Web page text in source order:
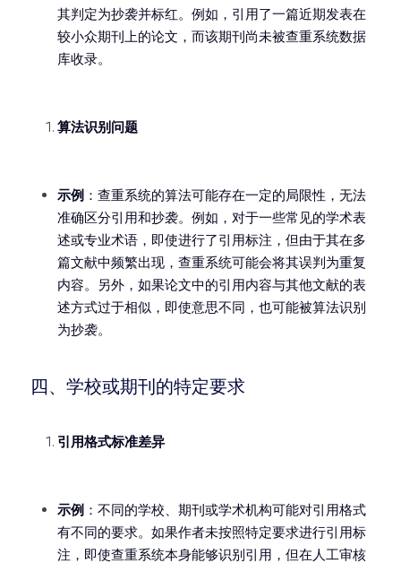
其判定为抄袭并标红。例如，引用了一篇近期发表在
较小众期刊上的论文，而该期刊尚未被查重系统数据
库收录。
算法识别问题
示例 ：查重系统的算法可能存在一定的局限性，无法
准确区分引用和抄袭。例如，对于一些常见的学术表
述或专业术语，即使进行了引用标注，但由于其在多
篇文献中频繁出现，查重系统可能会将其误判为重复
内容。另外，如果论文中的引用内容与其他文献的表
述方式过于相似，即使意思不同，也可能被算法识别
为抄袭。
四、学校或期刊的特定要求
引用格式标准差异
示例 ：不同的学校、期刊或学术机构可能对引用格式
有不同的要求。如果作者未按照特定要求进行引用标
注，即使查重系统本身能够识别引用，但在人工审核